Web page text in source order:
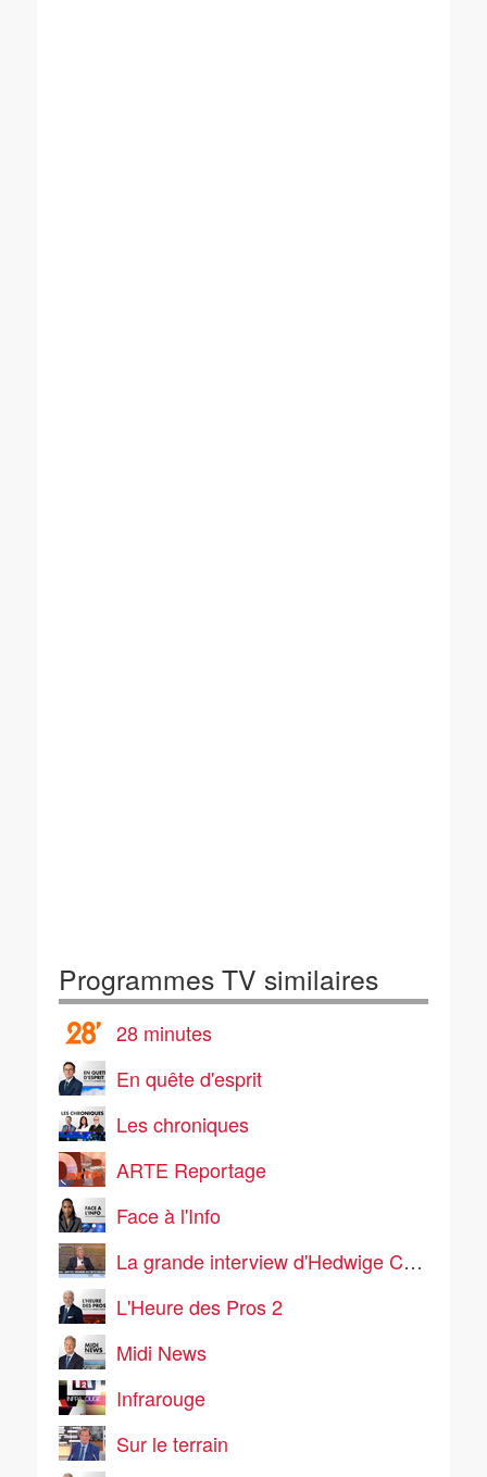
Programmes TV similaires
28 minutes
En quête d'esprit
Les chroniques
ARTE Reportage
Face à l'Info
La grande interview d'Hedwige Chevrillon
L'Heure des Pros 2
Midi News
Infrarouge
Sur le terrain